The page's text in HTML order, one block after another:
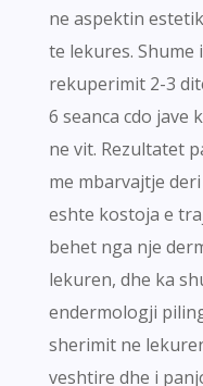
ne aspektin
te lekures. Shume
rekuperimit 2-3
6 seanca cdo jave
ne vit. Rezultatet
me mbarvajtje
eshte kostoja e
behet nga nje
lekuren, dhe ka
endermologji
sherimit ne
veshtire dhe i